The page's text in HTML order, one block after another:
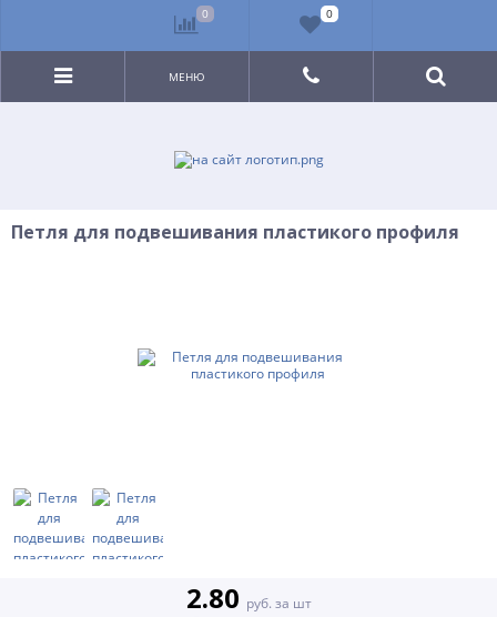
МЕНЮ
Петля для подвешивания пластикого профиля
2.80 руб. за шт
0 0